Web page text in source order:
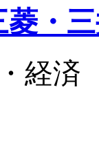
・
経済